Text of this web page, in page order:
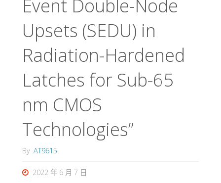
Event Double-Node
Upsets (SEDU) in
Radiation-Hardened
Latches for Sub-65
nm CMOS
Technologies”
By AT9615
2022 年 6 月 7 日